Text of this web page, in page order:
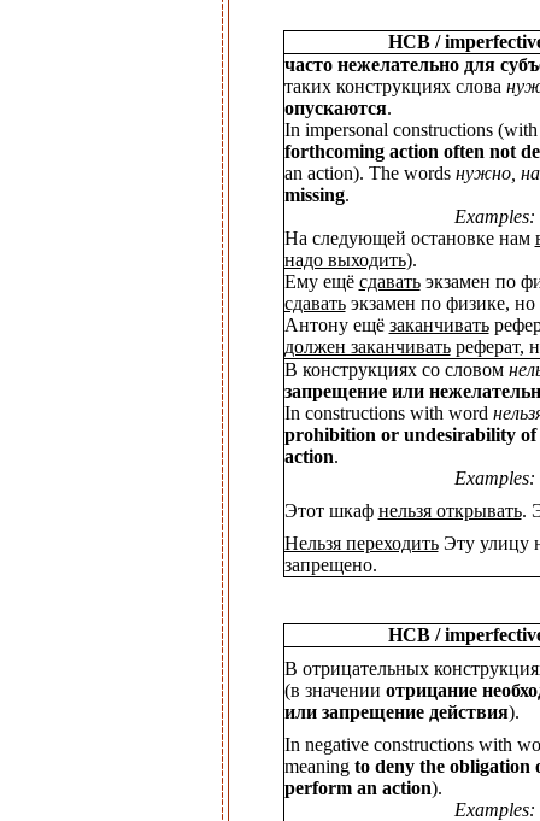
НСВ /
часто нежелательно для
таких конструкциях слова
опускаются.
In impersonal constructions
forthcoming action often not
an action). The words нужно,
missing.
Examples:
На следующей остановке нам
надо выходить).
Ему ещё сдаватьэкзамен по
сдаватьэкзамен по физике, но
Антону ещё заканчивать
должен заканчиватьреферат,
В конструкциях со словом
запрещение или
In constructions with word
prohibition or undesirability
action.
Examples:
Этот шкаф нельзя открывать.
Нельзя переходитьЭту улицу
запрещено.
НСВ /
В отрицательных
(в значении отрицание
или запрещение действия).
In negative constructions with
meaning to deny the
perform an action).
Examples: